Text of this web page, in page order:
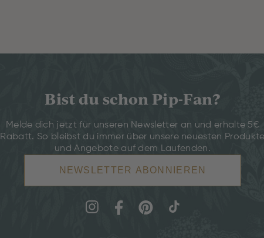
Bist du schon Pip-Fan?
Melde dich jetzt für unseren Newsletter an und erhalte 5€
Rabatt. So bleibst du immer über unsere neuesten
und Angebote auf dem Laufenden.
NEWSLETTER ABONNIEREN